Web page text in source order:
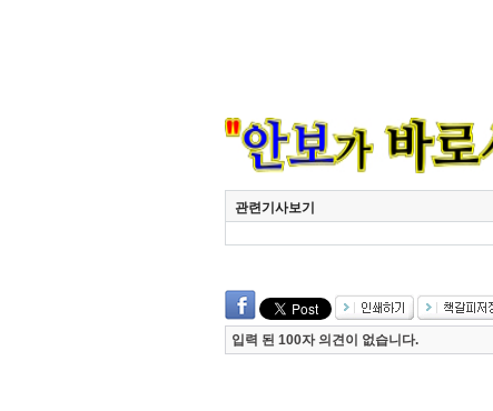
관련기사보기
입력 된 100자 의견이 없습니다.